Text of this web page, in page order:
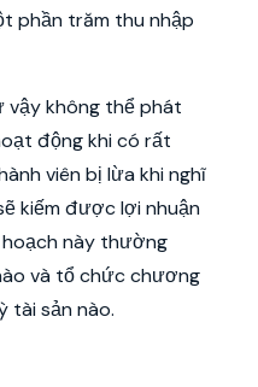
phần trăm thu nhập
vậy không thể phát
động khi có rất
viên bị lừa khi nghĩ
kiếm được lợi nhuận
này thường
và tổ chức chương
tài sản nào.